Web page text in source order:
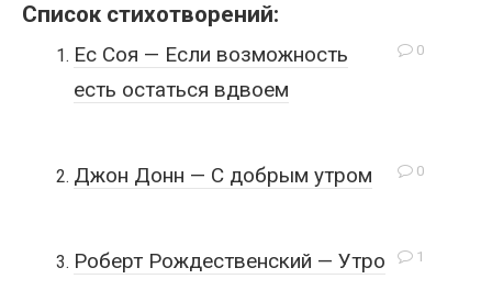
Список стихотворений:
0
Ес Соя — Если возможность
есть остаться вдвоем
0
Джон Донн — С добрым утром
1
Роберт Рождественский — Утро